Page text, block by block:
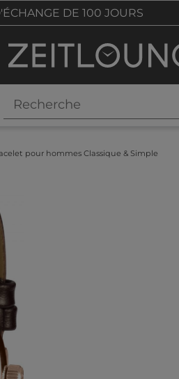
DE 100 JOURS
pour hommes Classique & Simple